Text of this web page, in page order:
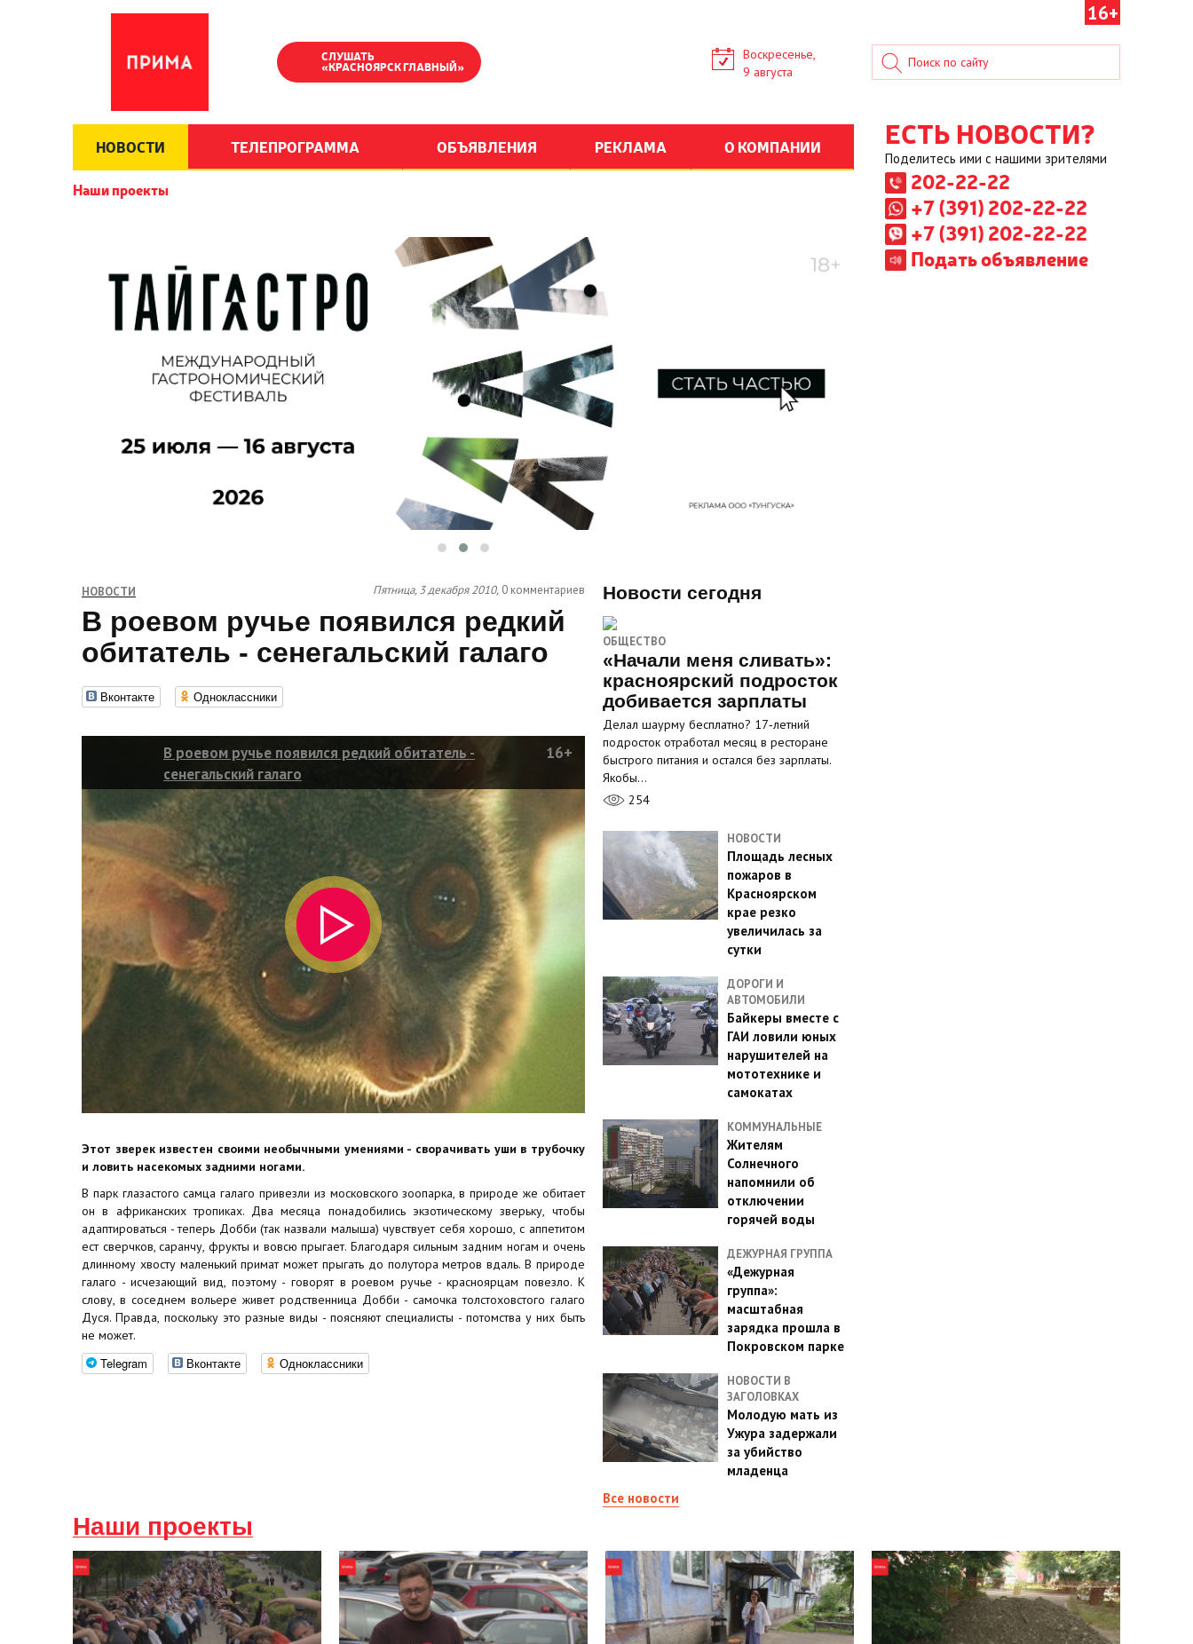
16+
СЛУШАТЬ
«КРАСНОЯРСК ГЛАВНЫЙ»
Воскресенье,
9 августа
НОВОСТИ ТЕЛЕПРОГРАММА ОБЪЯВЛЕНИЯ РЕКЛАМА О КОМПАНИИ
Наши проекты
ЕСТЬ НОВОСТИ?
Поделитесь ими с нашими зрителями
202-22-22
+7 (391) 202-22-22
+7 (391) 202-22-22
Подать объявление
НОВОСТИ Пятница, 3 декабря 2010, 0 комментариев
В роевом ручье появился редкий
обитатель - сенегальский галаго
Вконтакте Одноклассники
В роевом ручье появился редкий обитатель -
сенегальский галаго
16+
Этот зверек известен своими необычными умениями - сворачивать уши в трубочку
и ловить насекомых задними ногами.
В парк глазастого самца галаго привезли из московского зоопарка, в природе же обитает
он в африканских тропиках. Два месяца понадобились экзотическому зверьку, чтобы
адаптироваться - теперь Добби (так назвали малыша) чувствует себя хорошо, с аппетитом
ест сверчков, саранчу, фрукты и вовсю прыгает. Благодаря сильным задним ногам и очень
длинному хвосту маленький примат может прыгать до полутора метров вдаль. В природе
галаго - исчезающий вид, поэтому - говорят в роевом ручье - красноярцам повезло. К
слову, в соседнем вольере живет родственница Добби - самочка толстоховстого галаго
Дуся. Правда, поскольку это разные виды - поясняют специалисты - потомства у них быть
не может.
Telegram Вконтакте Одноклассники
Новости сегодня
ОБЩЕСТВО
«Начали меня сливать»:
красноярский подросток
добивается зарплаты
Делал шаурму бесплатно? 17‑летний
подросток отработал месяц в ресторане
быстрого питания и остался без зарплаты.
Якобы…
254
НОВОСТИ
Площадь лесных
пожаров в
Красноярском
крае резко
увеличилась за
сутки
ДОРОГИ И
АВТОМОБИЛИ
Байкеры вместе с
ГАИ ловили юных
нарушителей на
мототехнике и
самокатах
КОММУНАЛЬНЫЕ
Жителям
Солнечного
напомнили об
отключении
горячей воды
ДЕЖУРНАЯ ГРУППА
«Дежурная
группа»:
масштабная
зарядка прошла в
Покровском парке
НОВОСТИ В
ЗАГОЛОВКАХ
Молодую мать из
Ужура задержали
за убийство
младенца
Все новости
Наши проекты